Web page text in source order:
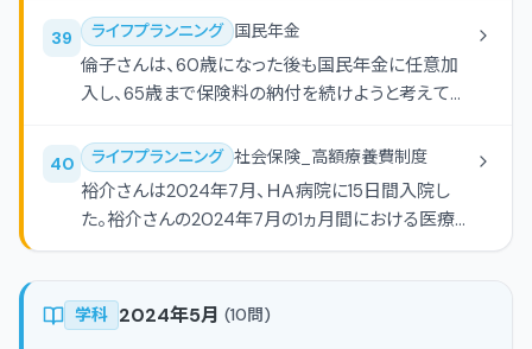
さんには遺族基礎年金と遺族厚生年金が支給され
ます。亜紀さんに支給される遺族基礎年金の額は、
老齢基礎年金の満額に相当する額に涼さんと華さん
を経過すると遺族基礎年金は支給されなくなりま
す。また、遺族厚生年金の額は、原則として、真治さ
んの被保険者期間に基づく老齢厚生年金の報酬比
例部分に相当する額の相当額ですが、真治さんの死
亡による遺族厚生年金は短期要件に該当するもの
として計算されます。」
困難者には該当せず、個別延長給付等の記載のない
事項については一切考慮しないものとする。 （ア）空
欄（ａ）にあてはまる語句は、「7日間の待期期間およ
び1ヵ月間の給付制限期間」である。 （イ）空欄（ｂ）に
欄（ｃ）にあてはまる語句は、「4年間のうち2回」であ
る。 （エ）空欄（ｄ）にあてはまる語句は、「2ヵ月間」で
ある。
値を計算しなさい。
39 ライフプランニング 国民年金
倫子さんは、60歳になった後も国民年金に任意加
入し、65歳まで保険料の納付を続けようと考えてい
下記＜資料＞のとおりである場合、倫子さんに65歳
から支給される老齢基礎年金（付加年金を含む）の
額として、正しいものはどれか。なお、計算に当たっ
40 ライフプランニング 社会保険_高額療養費制度
裕介さんは2024年7月、ＨＡ病院に15日間入院し
た。裕介さんの2024年7月の1ヵ月間における医療費
等の状況が下記＜資料＞のとおりである場合、下記
して、正しいものはどれか。なお、裕介さんは国民健
康保険の被保険者であり、「限度額適用認定証」の
学科 2024年5月 (10問)